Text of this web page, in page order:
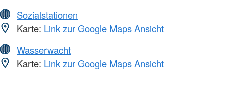
Sozialstationen
Karte: Link zur Google Maps Ansicht
Wasserwacht
Karte: Link zur Google Maps Ansicht